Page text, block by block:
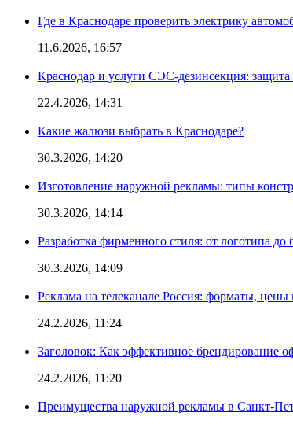
Где в Краснодаре проверить электрику
11.6.2026, 16:57
Краснодар и услуги СЭС-дезинсекция: защита
22.4.2026, 14:31
Какие жалюзи выбрать в Краснодаре?
30.3.2026, 14:20
Изготовление наружной рекламы: типы
30.3.2026, 14:14
Разработка фирменного стиля: от логотипа до
30.3.2026, 14:09
Реклама на телеканале Россия: форматы, цены
24.2.2026, 11:24
Заголовок: Как эффективное брендирование
24.2.2026, 11:20
Преимущества наружной рекламы в Санкт-